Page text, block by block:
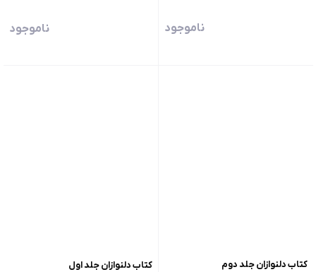
ناموجود ناموجود
کتاب دلنوازان جلد دوم کتاب دلنوازان جلد اول